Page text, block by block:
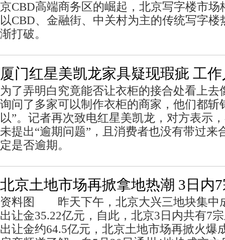
京CBD高端商务区的崛起，北京写字楼市场
以CBD、金融街、中关村为主的传统写字
渐打破。
厦门红星美凯龙家具疑现瑕疵 工
为了弄明白究竟能否让衣柜的接合处看上去
询问了多家可以制作衣柜的商家，他们都斩
以”。记者再次致电红星美凯龙，对方表示
未提出“逾期问题”，且消费者也没有带过来
定是否逾期。
北京土地市场再掀拿地热潮 3日内
资料图 昨天下午，北京大兴三地块集中
出让金35.22亿元，自此，北京3日内共有7
出让金约64.5亿元，北京土地市场再掀火爆